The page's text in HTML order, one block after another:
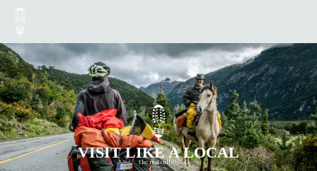
The real culture
VISIT LIKE A LOCAL